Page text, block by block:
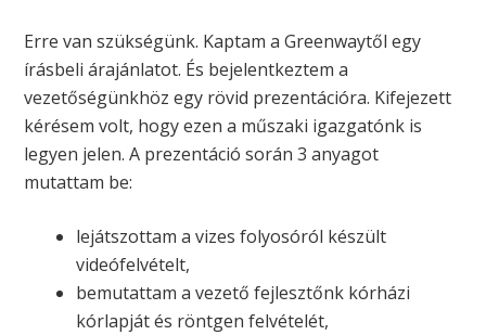
Erre van szükségünk. Kaptam a Greenwaytől egy
írásbeli árajánlatot. És bejelentkeztem a
vezetőségünkhöz egy rövid prezentációra. Kifejezett
kérésem volt, hogy ezen a műszaki igazgatónk is
legyen jelen. A prezentáció során 3 anyagot
mutattam be:
lejátszottam a vizes folyosóról készült
videófelvételt,
bemutattam a vezető fejlesztőnk kórházi
kórlapját és röntgen felvételét,